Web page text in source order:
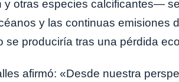
otras especies calcificantes—
y las continuas emisiones
se produciría tras una pérdida
afirmó: «Desde nuestra